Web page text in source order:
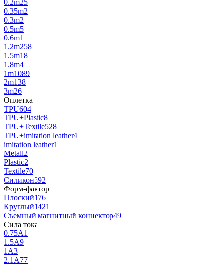
0.2m25
0.35m2
0.3m2
0.5m5
0.6m1
1.2m258
1.5m18
1.8m4
1m1089
2m138
3m26
Оплетка
TPU604
TPU+Plastic8
TPU+Textile528
TPU+imitation leather4
imitation leather1
Metall2
Plastic2
Textile70
Силикон392
Форм-фактор
Плоский176
Круглый1421
Съемный магнитный коннектор49
Сила тока
0.75А1
1.5A9
1A3
2.1A77